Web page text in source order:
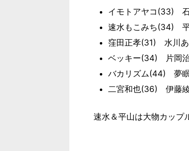
イモトアヤコ(33)
速水もこみち(34)
窪田正孝(31) 水川
ベッキー(34) 片岡治
バカリズム(44) 夢
二宮和也(36) 伊藤
速水＆平山は大物カップ